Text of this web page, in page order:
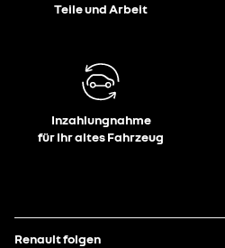
Teile und Arbeit
Inzahlungnahme
für Ihr altes Fahrzeug
Renault folgen